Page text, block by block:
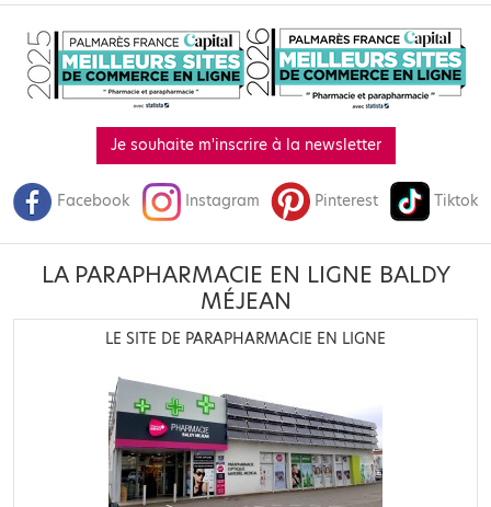
Je souhaite m'inscrire à la newsletter
Facebook Instagram Pinterest Tiktok
LA PARAPHARMACIE EN LIGNE BALDY
MÉJEAN
LE SITE DE PARAPHARMACIE EN LIGNE